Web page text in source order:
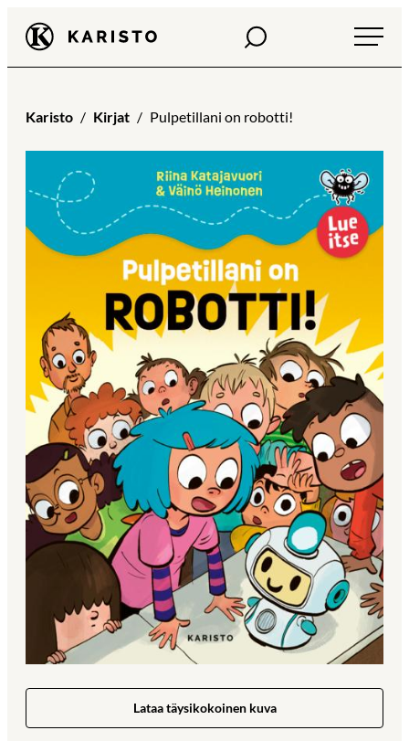
Siirry
suoraan
sisältöön
Karisto Haku
Karisto Kirjat Pulpetillani on robotti!
Lataa täysikokoinen kuva